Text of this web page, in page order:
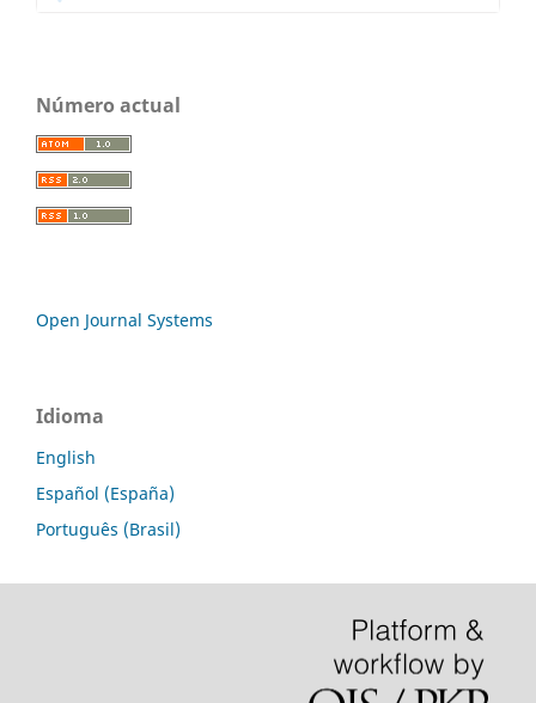
Número actual
Open Journal Systems
Idioma
English
Español (España)
Português (Brasil)